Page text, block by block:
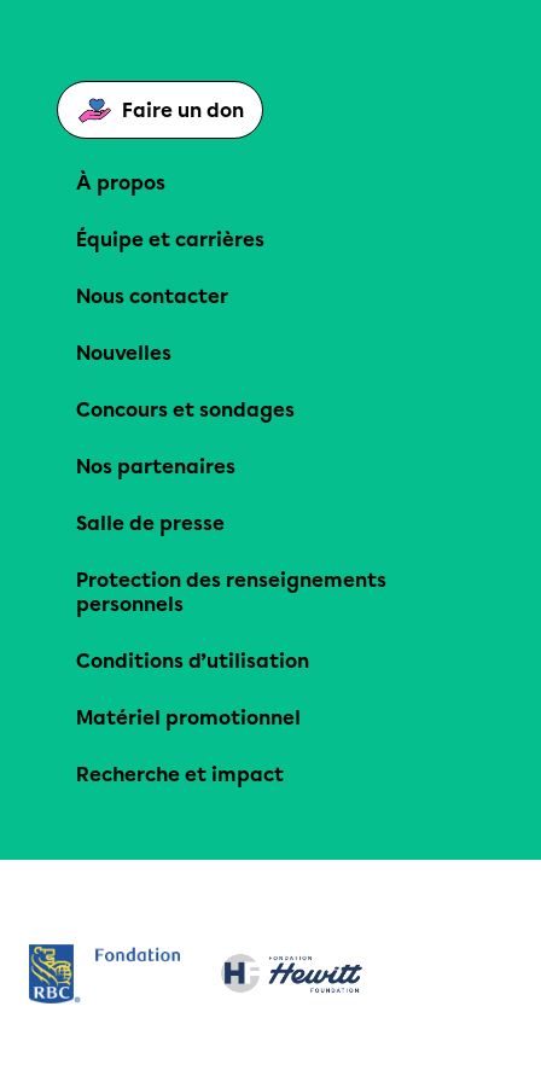
Faire un don
À propos
Équipe et carrières
Nous contacter
Nouvelles
Concours et sondages
Nos partenaires
Salle de presse
Protection des renseignements
personnels
Conditions d’utilisation
Matériel promotionnel
Recherche et impact